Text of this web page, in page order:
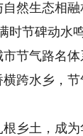
然生态相融
节碑动水
节气路名
跨水乡，
乡土，成为